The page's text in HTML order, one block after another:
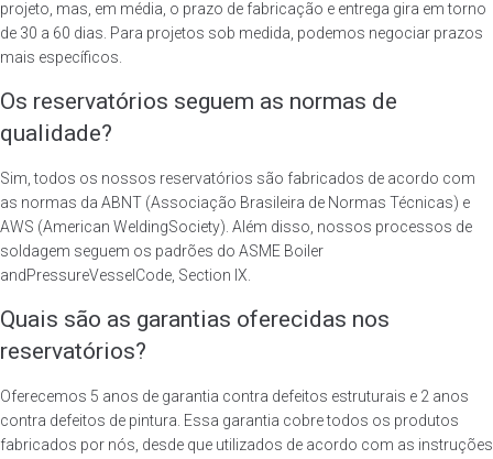
projeto, mas, em média, o prazo de fabricação e entrega gira em torno
de 30 a 60 dias. Para projetos sob medida, podemos negociar prazos
mais específicos.
Os reservatórios seguem as normas de
qualidade?
Sim, todos os nossos reservatórios são fabricados de acordo com
as normas da ABNT (Associação Brasileira de Normas Técnicas) e
AWS (American WeldingSociety). Além disso, nossos processos de
soldagem seguem os padrões do ASME Boiler
andPressureVesselCode, Section IX.
Quais são as garantias oferecidas nos
reservatórios?
Oferecemos 5 anos de garantia contra defeitos estruturais e 2 anos
contra defeitos de pintura. Essa garantia cobre todos os produtos
fabricados por nós, desde que utilizados de acordo com as instruções